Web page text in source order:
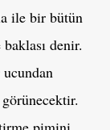
ile bir bütün
denir.